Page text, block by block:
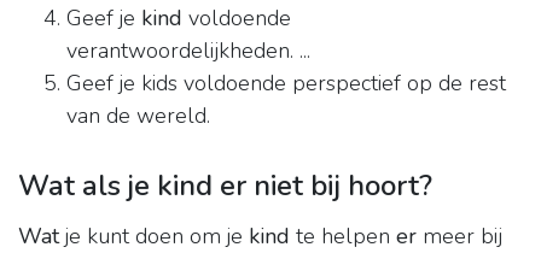
Geef je kind voldoende
verantwoordelijkheden. ...
Geef je kids voldoende perspectief op de rest
van de wereld.
Wat als je kind er niet bij hoort?
Watje kunt doen om je kind te helpen er meer bij